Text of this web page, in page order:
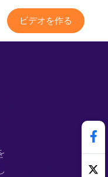
ビデオを作る